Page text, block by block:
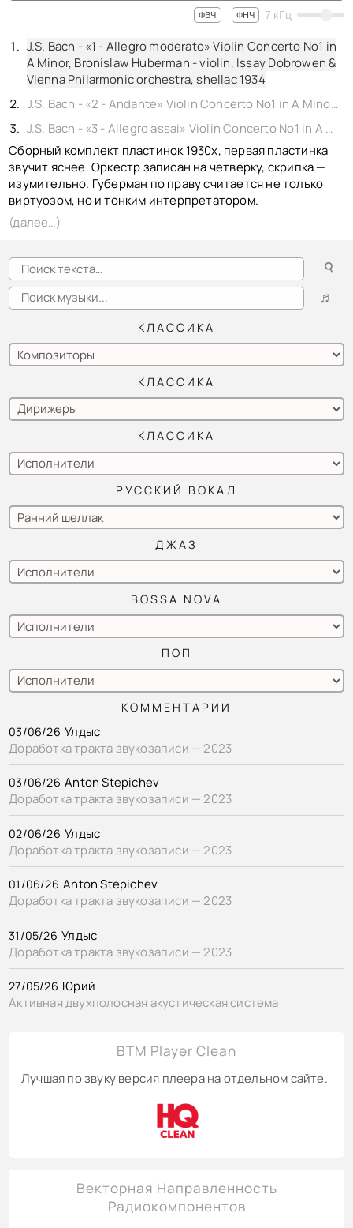
ФВЧ ФНЧ 7 кГц
J.S. Bach - «1 - Allegro moderato» Violin Concerto No1 in
A Minor, Bronislaw Huberman - violin, Issay Dobrowen &
Vienna Philarmonic orchestra, shellac 1934
J.S. Bach - «2 - Andante» Violin Concerto No1 in A Minor, Bronislaw Huberman - violin, Issay Dobrowen & Vienna Philarmonic orchestra, shellac 1934
J.S. Bach - «3 - Allegro assai» Violin Concerto No1 in A Minor, Bronislaw Huberman - violin, Issay Dobrowen & Vienna Philarmonic orchestra, shellac 1934
Сборный комплект пластинок 1930х, первая пластинка
звучит яснее. Оркестр записан на четверку, скрипка —
изумительно. Губерман по праву считается не только
виртуозом, но и тонким интерпретатором.
(далее…)
☌
♬
КЛАССИКА
КЛАССИКА
КЛАССИКА
РУССКИЙ ВОКАЛ
ДЖАЗ
BOSSA NOVA
ПОП
КОММЕНТАРИИ
03/06/26 Улдыс
Доработка тракта звукозаписи — 2023
03/06/26 Anton Stepichev
Доработка тракта звукозаписи — 2023
02/06/26 Улдыс
Доработка тракта звукозаписи — 2023
01/06/26 Anton Stepichev
Доработка тракта звукозаписи — 2023
31/05/26 Улдыс
Доработка тракта звукозаписи — 2023
27/05/26 Юрий
Активная двухполосная акустическая система
BTM Player Clean
Лучшая по звуку версия плеера на отдельном сайте.
Векторная Направленность
Радиокомпонентов